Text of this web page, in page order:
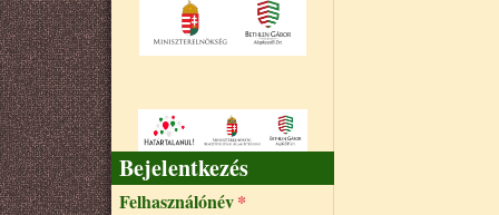
Bejelentkezés
Felhasználónév